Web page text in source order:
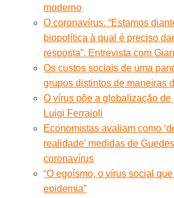
moderno
O coronavírus. “Estamos
biopolítica à qual é preciso
resposta”. Entrevista com
Os custos sociais de uma
grupos distintos de maneiras
O vírus põe a globalização de
Luigi Ferrajoli
Economistas avaliam como
realidade’ medidas de
coronavírus
“O egoísmo, o vírus social
epidemia”